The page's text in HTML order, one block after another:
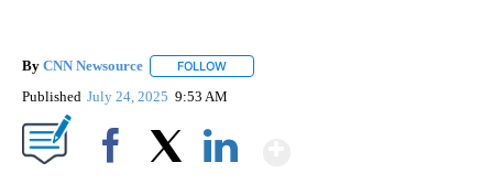
By CNN Newsource FOLLOW
Published July 24, 2025 9:53 AM